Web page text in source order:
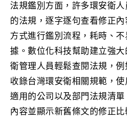
法規鑑別方面，許多環安衛
的法規，逐字逐句查看修正
方式進行鑑別流程，耗時、
據。數位化科技幫助建立強
衛管理人員輕鬆查閱法規，例
收錄台灣環安衛相關規範，
適用的公司以及部門法規清
內容並顯示新舊條文的修正比